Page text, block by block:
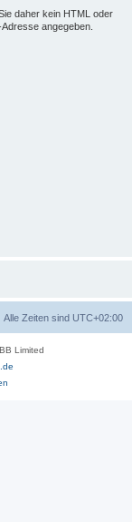
daher kein HTML oder
angegeben.
Alle Zeiten sind UTC+02:00
Limited